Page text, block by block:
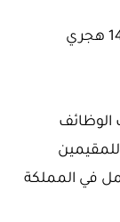
تاريخ نشر الإعلان: 11 شوال (10) 1444 هجري
الوظائف
في المملكة